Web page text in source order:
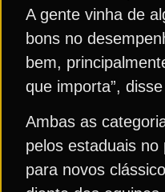
A gente vinha de
bons no
bem,
que importa”,
Ambas as
pelos estaduais
para novos